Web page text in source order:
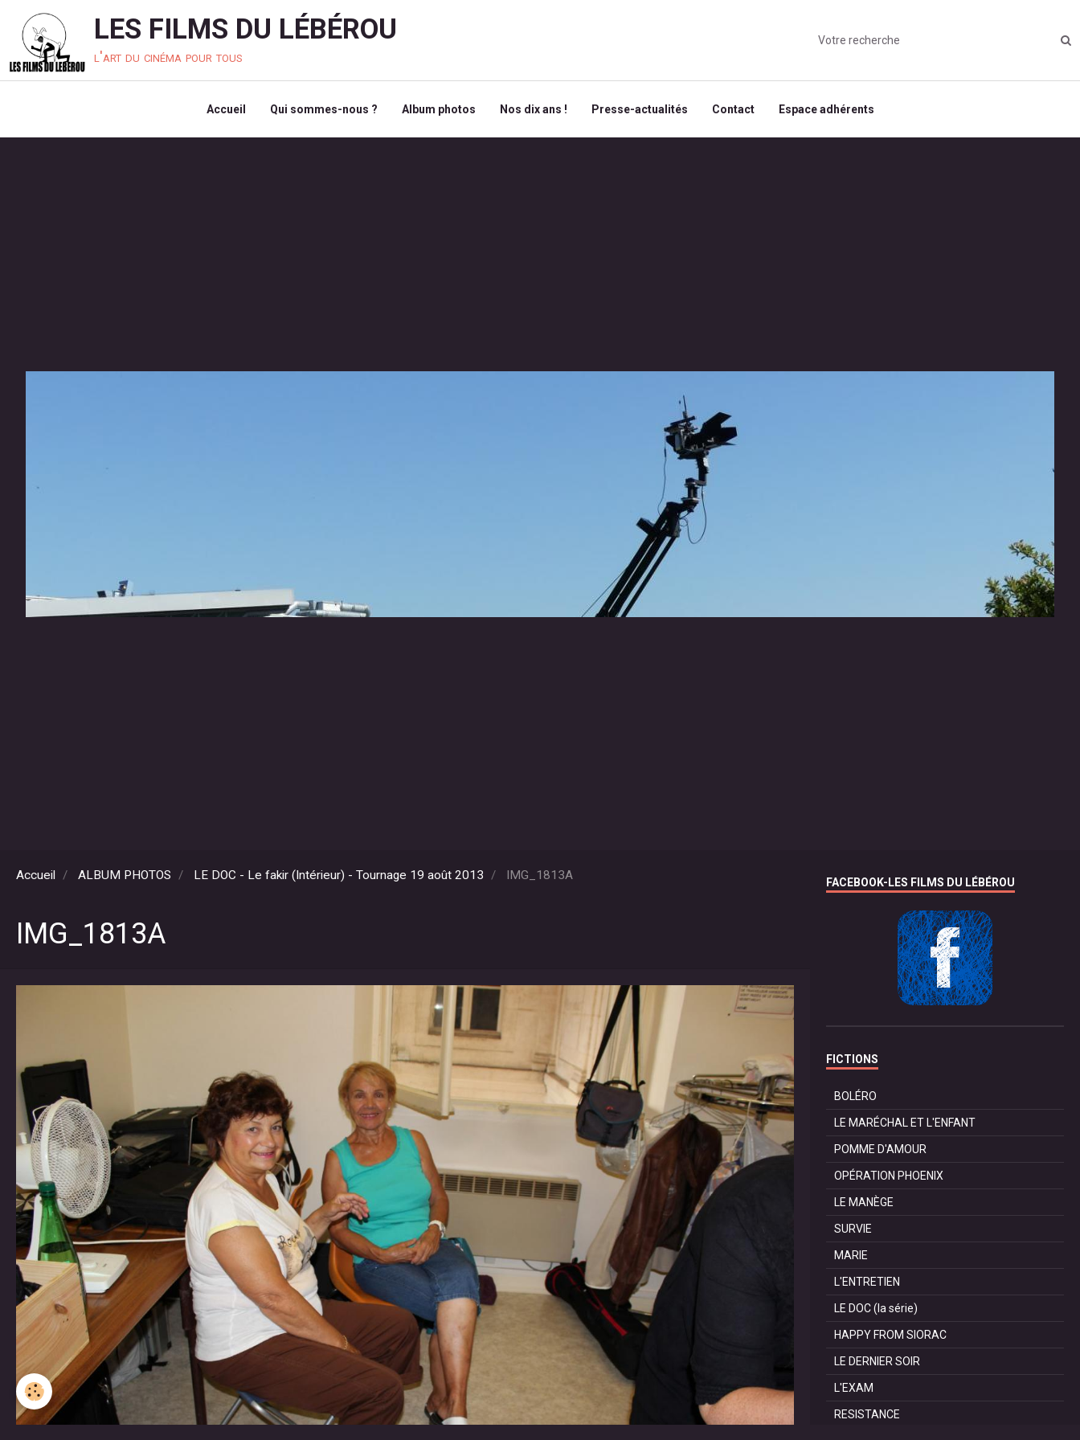
LES FILMS DU LÉBÉROU
l'art du cinéma pour tous
Accueil Qui sommes-nous ? Album photos Nos dix ans ! Presse-actualités Contact Espace adhérents
Accueil ALBUM PHOTOS LE DOC - Le fakir (Intérieur) - Tournage 19 août 2013 IMG_1813A
IMG_1813A
FACEBOOK-LES FILMS DU LÉBÉROU
FICTIONS
BOLÉRO
LE MARÉCHAL ET L'ENFANT
POMME D'AMOUR
OPÉRATION PHOENIX
LE MANÈGE
SURVIE
MARIE
L'ENTRETIEN
LE DOC (la série)
HAPPY FROM SIORAC
LE DERNIER SOIR
L'EXAM
RESISTANCE